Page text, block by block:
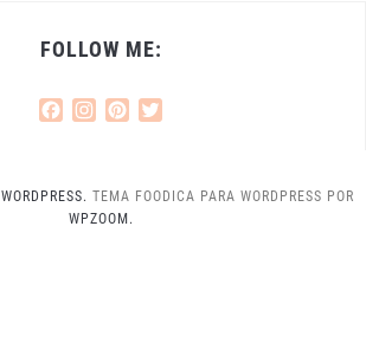
FOLLOW ME:
Facebook
Instagram
Pinterest
WORDPRESS. TEMA FOODICA PARA WORDPRESS POR
WPZOOM.